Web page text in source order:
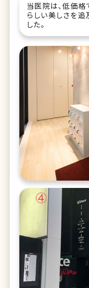
当医院は、低価
らしい美しさを
した。